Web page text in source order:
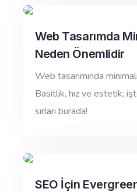
Web Tasarımda
Neden Önemlidir
Web tasarımında
Basitlik, hız ve estetik;
sırları burada!
SEO İçin